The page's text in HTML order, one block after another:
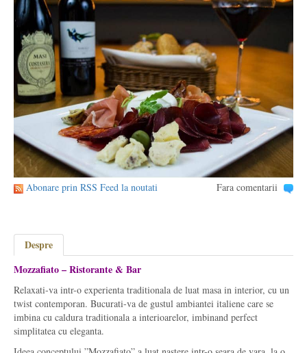
Abonare prin RSS Feed la noutati Fara comentarii
Despre
Mozzafiato – Ristorante & Bar
Relaxati-va intr-o experienta traditionala de luat masa in interior, cu un
twist contemporan. Bucurati-va de gustul ambiantei italiene care se
imbina cu caldura traditionala a interioarelor, imbinand perfect
simplitatea cu eleganta.